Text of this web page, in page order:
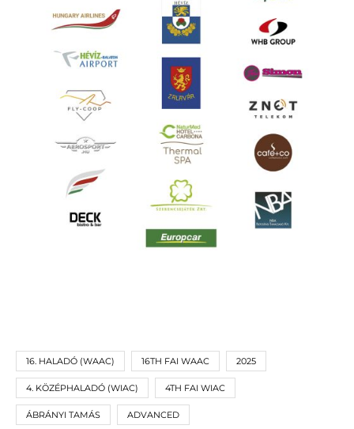
16. HALADÓ (WAAC) 16TH FAI WAAC 2025
4. KÖZÉPHALADÓ (WIAC) 4TH FAI WIAC
ÁBRÁNYI TAMÁS ADVANCED